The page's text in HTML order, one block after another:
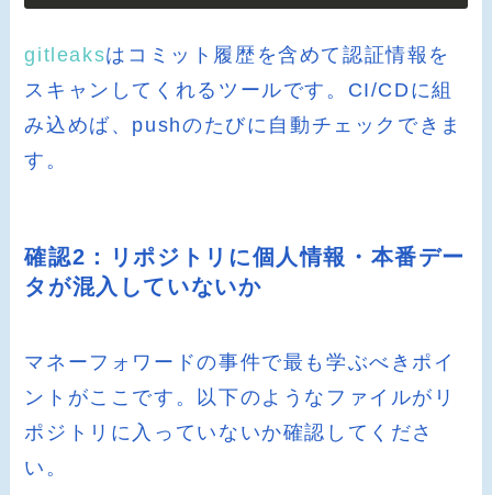
gitleaksはコミット履歴を含めて認証情報を
スキャンしてくれるツールです。CI/CDに組
み込めば、pushのたびに自動チェックできま
す。
確認2：リポジトリに個人情報・本番デー
タが混入していないか
マネーフォワードの事件で最も学ぶべきポイ
ントがここです。以下のようなファイルがリ
ポジトリに入っていないか確認してくださ
い。